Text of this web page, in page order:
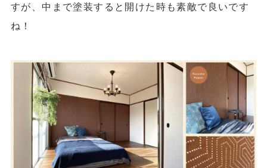
すが、中まで塗装すると開けた時も素敵で良いです
ね！